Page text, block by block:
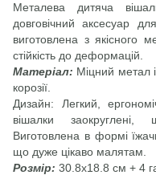
Металева дитяча
довговічний аксесуар
виготовлена з якісного
стійкість до деформацій.
Матеріал: Міцний метал
корозії.
Дизайн: Легкий,
вішалки
Виготовлена в формі
що дуже цікаво малятам.
Розмір: 30.8х18.8 см + 4